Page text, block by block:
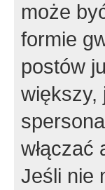
może
formie
postów
większy,
Jeśli nie